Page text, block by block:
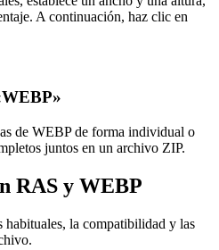
A continuación, haz clic en
de WEBP de forma individual o
juntos en un archivo ZIP.
RAS y WEBP
habituales, la compatibilidad y las